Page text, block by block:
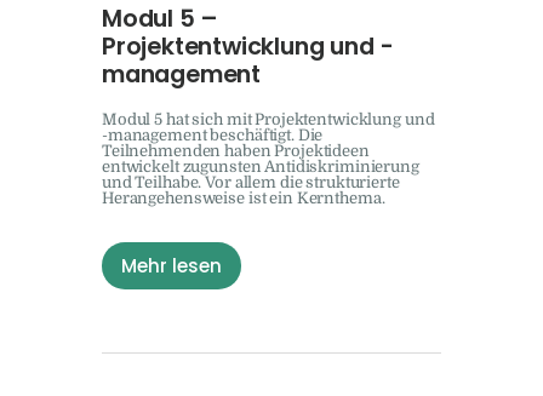
Modul 5 –
Projektentwicklung und -
management
Modul 5 hat sich mit Projektentwicklung und
-management beschäftigt. Die
Teilnehmenden haben Projektideen
entwickelt zugunsten Antidiskriminierung
und Teilhabe. Vor allem die strukturierte
Herangehensweise ist ein Kernthema.
Mehr lesen